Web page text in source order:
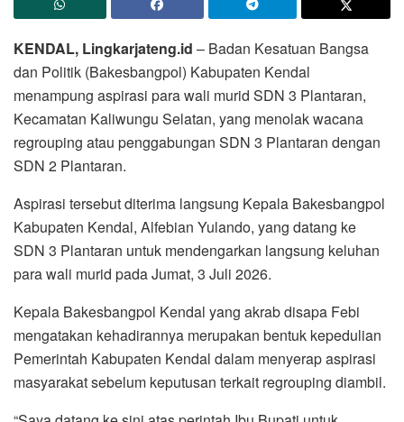
KENDAL, Lingkarjateng.id – Badan Kesatuan Bangsa
dan Politik (Bakesbangpol) Kabupaten Kendal
menampung aspirasi para wali murid SDN 3 Plantaran,
Kecamatan Kaliwungu Selatan, yang menolak wacana
regrouping atau penggabungan SDN 3 Plantaran dengan
SDN 2 Plantaran.
Aspirasi tersebut diterima langsung Kepala Bakesbangpol
Kabupaten Kendal, Alfebian Yulando, yang datang ke
SDN 3 Plantaran untuk mendengarkan langsung keluhan
para wali murid pada Jumat, 3 Juli 2026.
Kepala Bakesbangpol Kendal yang akrab disapa Febi
mengatakan kehadirannya merupakan bentuk kepedulian
Pemerintah Kabupaten Kendal dalam menyerap aspirasi
masyarakat sebelum keputusan terkait regrouping diambil.